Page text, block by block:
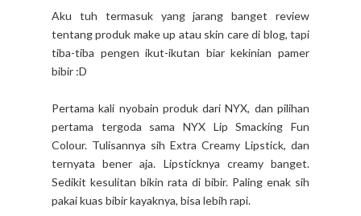
Aku tuh termasuk yang jarang banget review
tentang produk make up atau skin care di blog, tapi
tiba-tiba pengen ikut-ikutan biar kekinian pamer
bibir :D
Pertama kali nyobain produk dari NYX, dan pilihan
pertama tergoda sama NYX Lip Smacking Fun
Colour. Tulisannya sih Extra Creamy Lipstick, dan
ternyata bener aja. Lipsticknya creamy banget.
Sedikit kesulitan bikin rata di bibir. Paling enak sih
pakai kuas bibir kayaknya, bisa lebih rapi.